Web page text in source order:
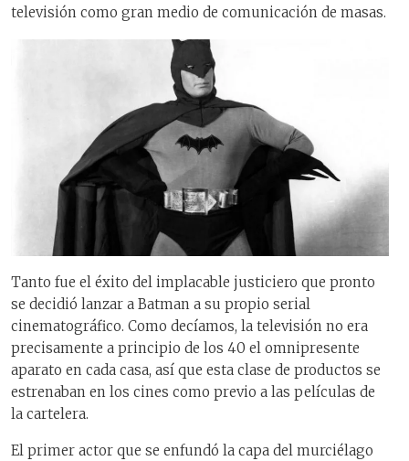
televisión como gran medio de comunicación de masas.
Tanto fue el éxito del implacable justiciero que pronto
se decidió lanzar a Batman a su propio serial
cinematográfico. Como decíamos, la televisión no era
precisamente a principio de los 40 el omnipresente
aparato en cada casa, así que esta clase de productos se
estrenaban en los cines como previo a las películas de
la cartelera.
El primer actor que se enfundó la capa del murciélago